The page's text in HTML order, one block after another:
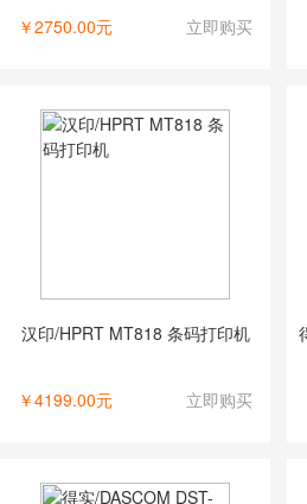
￥2750.00元 立即购买
汉印/HPRT MT818 条码打印机
￥4199.00元 立即购买